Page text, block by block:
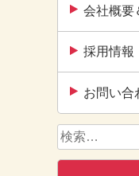
会社概要
採用情報
お問い合
検
索: